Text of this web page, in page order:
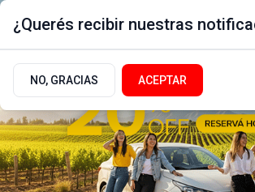
¿Querés recibir nuestras
NO, GRACIAS ACEPTAR